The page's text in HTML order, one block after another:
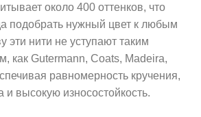
около 400 оттенков, что
подобрать нужный цвет к любым
эти нити не уступают таким
как Gutermann, Coats, Madeira,
равномерность кручения,
и высокую износостойкость.